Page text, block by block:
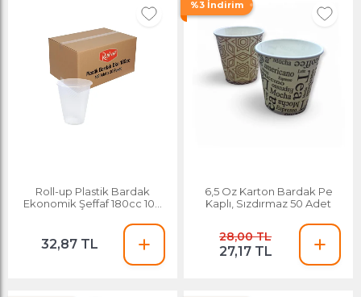
Roll-up Plastik Bardak
Ekonomik Şeffaf 180cc 100
32,87 TL
%3 İndirim
6,5 Oz Karton Bardak Pe
Kaplı, Sızdırmaz 50 Adet
28,00 TL
27,17 TL